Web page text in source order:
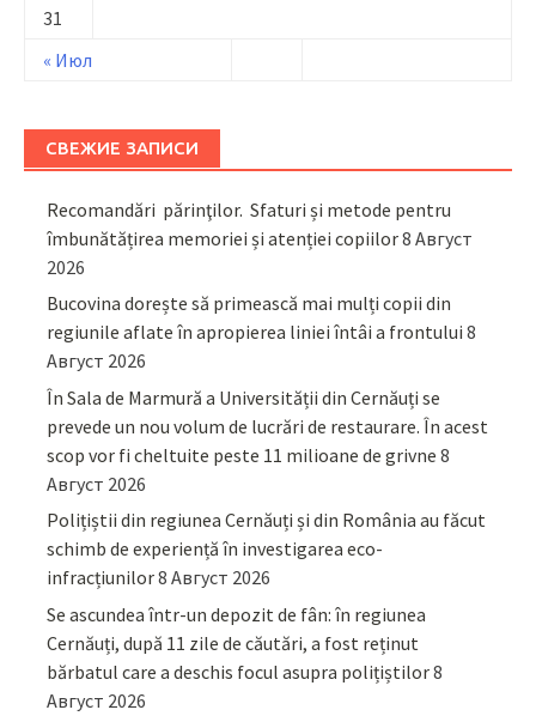
« Июл
31
СВЕЖИЕ ЗАПИСИ
Recomandări părinţilor. Sfaturi și metode pentru
îmbunătățirea memoriei și atenției copiilor8 Август
2026
Bucovina dorește să primească mai mulți copii din
regiunile aflate în apropierea liniei întâi a frontului 8
Август 2026
În Sala de Marmură a Universității din Cernăuți se
prevede un nou volum de lucrări de restaurare. În acest
scop vor fi cheltuite peste 11 milioane de grivne 8
Август 2026
Polițiștii din regiunea Cernăuți și din România au făcut
schimb de experiență în investigarea eco-
infracțiunilor8 Август 2026
Se ascundea într-un depozit de fân: în regiunea
Cernăuți, după 11 zile de căutări, a fost reținut
bărbatul care a deschis focul asupra polițiștilor8
Август 2026